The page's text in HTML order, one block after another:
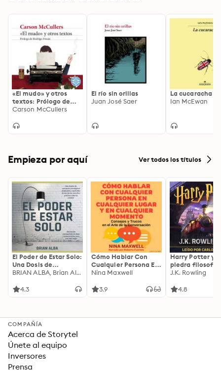
«El mudo» y otros
textos: Prólogo de
Rodrigo Fresán
Carson McCullers
El río sin orillas
Juan José Saer
La cucaracha
Ian McEwan
Empieza por aquí Ver todos los títulos
El Poder de Estar Solo:
Una Dosis de
Motivación
Ideas Revolucionarias
BRIAN ALBA, Brian Alba
4.3
Cómo Hablar Con
Cualquier Persona En
Cualquier Lugar Y En
Nina Maxwell
3.9
Harry Potter y
piedra filosofal
J.K. Rowling
4.8
COMPAÑÍA
Acerca de Storytel
Únete al equipo
Inversores
Prensa